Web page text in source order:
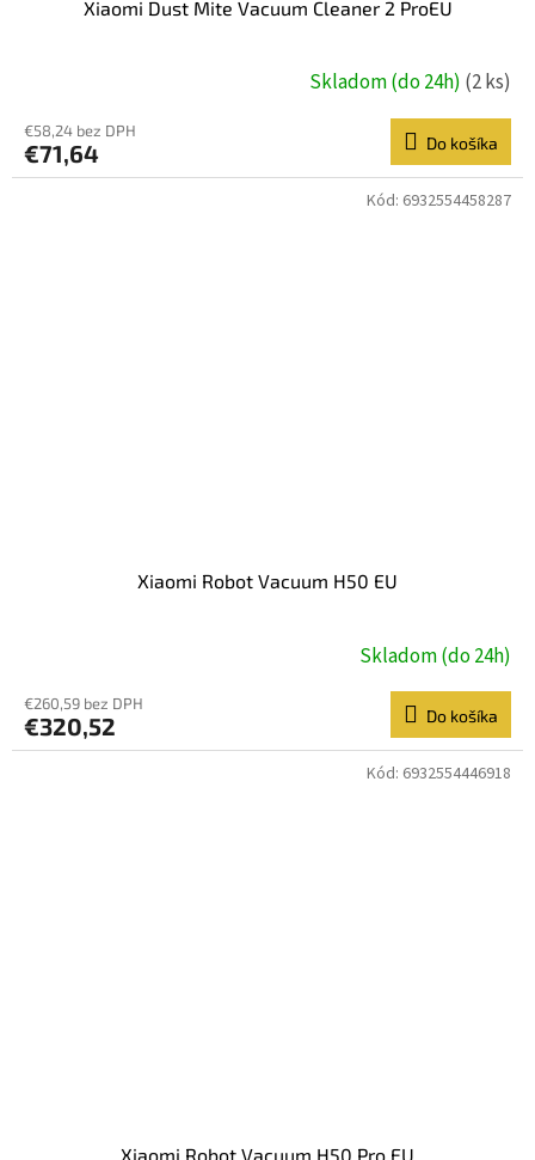
Xiaomi Dust Mite Vacuum Cleaner 2 ProEU
Skladom (do 24h) (2 ks)
€58,24 bez DPH
€71,64 Do košíka
Xiaomi Robot Vacuum H50 EU
Skladom (do 24h)
€260,59 bez DPH
€320,52 Do košíka
Kód: 6932554458287
Xiaomi Robot Vacuum H50 Pro EU
Kód: 6932554446918